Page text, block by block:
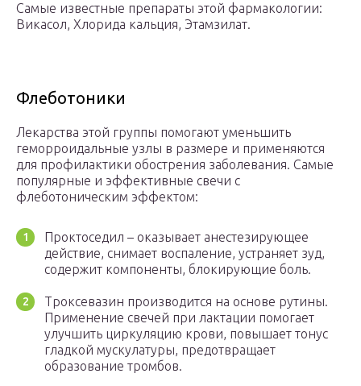
Самые известные препараты этой фармакологии:
Викасол, Хлорида кальция, Этамзилат.
Флеботоники
Лекарства этой группы помогают уменьшить
геморроидальные узлы в размере и применяются
для профилактики обострения заболевания. Самые
популярные и эффективные свечи с
флеботоническим эффектом:
Проктоседил – оказывает анестезирующее
действие, снимает воспаление, устраняет зуд,
содержит компоненты, блокирующие боль.
Троксевазин производится на основе рутины.
Применение свечей при лактации помогает
улучшить циркуляцию крови, повышает тонус
гладкой мускулатуры, предотвращает
образование тромбов.